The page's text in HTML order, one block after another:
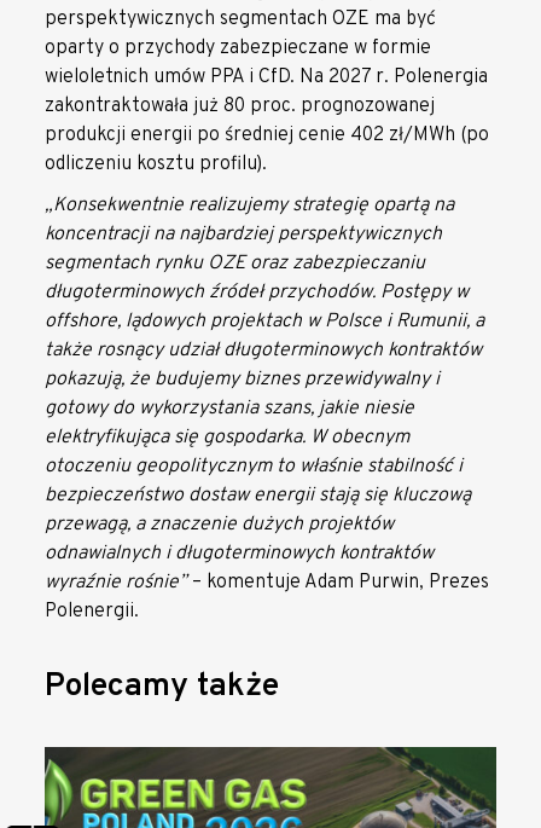
perspektywicznych segmentach OZE ma być
oparty o przychody zabezpieczane w formie
wieloletnich umów PPA i CfD. Na 2027 r. Polenergia
zakontraktowała już 80 proc. prognozowanej
produkcji energii po średniej cenie 402 zł/MWh (po
odliczeniu kosztu profilu).
„Konsekwentnie realizujemy strategię opartą na
koncentracji na najbardziej perspektywicznych
segmentach rynku OZE oraz zabezpieczaniu
długoterminowych źródeł przychodów. Postępy w
offshore, lądowych projektach w Polsce i Rumunii, a
także rosnący udział długoterminowych kontraktów
pokazują, że budujemy biznes przewidywalny i
gotowy do wykorzystania szans, jakie niesie
elektryfikująca się gospodarka. W obecnym
otoczeniu geopolitycznym to właśnie stabilność i
bezpieczeństwo dostaw energii stają się kluczową
przewagą, a znaczenie dużych projektów
odnawialnych i długoterminowych kontraktów
wyraźnie rośnie”– komentuje Adam Purwin, Prezes
Polenergii.
Polecamy także